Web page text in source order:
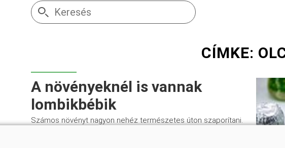
CÍMKE:
A növényeknél is vannak
lombikbébik
Számos növényt nagyon nehéz természetes úton szaporítani.